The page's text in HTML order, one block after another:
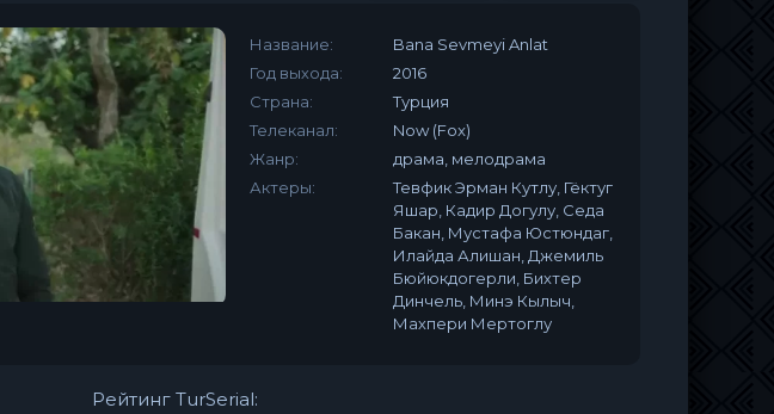
Название:
Bana Sevmeyi Anlat
Год выхода:
2016
Страна:
Турция
Телеканал:
Now (Fox)
Жанр:
драма, мелодрама
Актеры:
Тевфик Эрман Кутлу, Гёктуг
Яшар, Кадир Догулу, Седа
Бакан, Мустафа Юстюндаг,
Илайда Алишан, Джемиль
Бюйюкдогерли, Бихтер
Динчель, Минэ Кылыч,
Махпери Мертоглу
Рейтинг TurSerial: